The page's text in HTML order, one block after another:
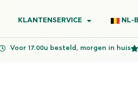
KLANTENSERVICE NL-
Voor 17.00u besteld, morgen in huis